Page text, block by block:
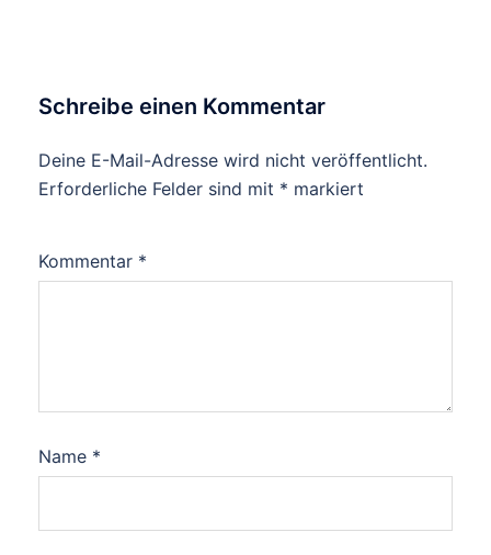
Schreibe einen Kommentar
Deine E-Mail-Adresse wird nicht veröffentlicht.
Erforderliche Felder sind mit * markiert
Kommentar *
Name *